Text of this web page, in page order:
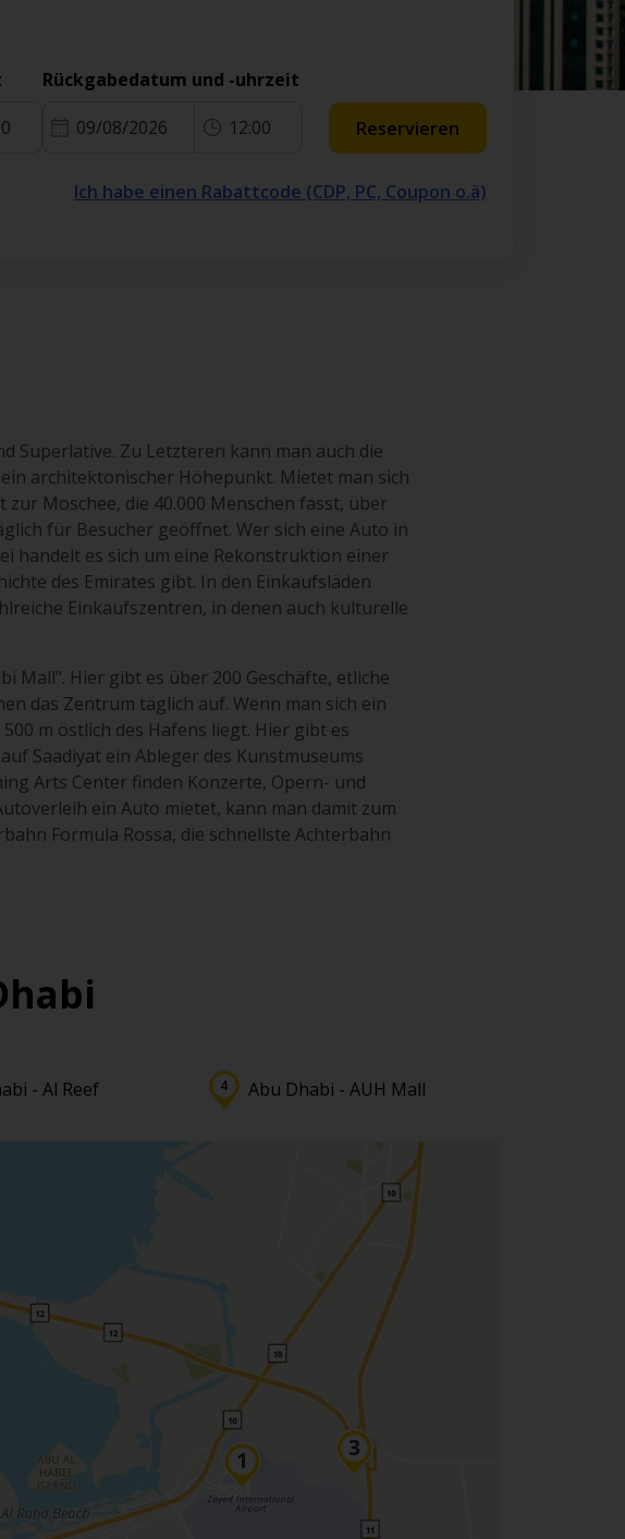
Rückgabedatum und -uhrzeit
09/08/2026 12:00 Reservieren
Ich habe einen Rabattcode (CDP, PC, Coupon o.ä)
Superlative. Zu Letzteren kann man auch die
architektonischer Höhepunkt. Mietet man sich
Moschee, die 40.000 Menschen fasst, über
für Besucher geöffnet. Wer sich eine Auto in
handelt es sich um eine Rekonstruktion einer
des Emirates gibt. In den Einkaufsläden
Einkaufszentren, in denen auch kulturelle
Mall". Hier gibt es über 200 Geschäfte, etliche
das Zentrum täglich auf. Wenn man sich ein
m östlich des Hafens liegt. Hier gibt es
Saadiyat ein Ableger des Kunstmuseums
Arts Center finden Konzerte, Opern- und
ein Auto mietet, kann man damit zum
Formula Rossa, die schnellste Achterbahn
- Al Reef Abu Dhabi - AUH Mall